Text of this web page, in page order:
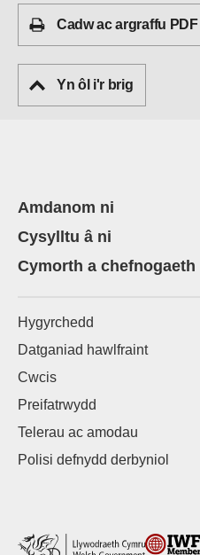
Cadw ac argraffu PDF
Yn ôl i'r brig
Amdanom ni
Cysylltu â ni
Cymorth a chefnogaeth
Hygyrchedd
Datganiad hawlfraint
Cwcis
Preifatrwydd
Telerau ac amodau
Polisi defnydd derbyniol